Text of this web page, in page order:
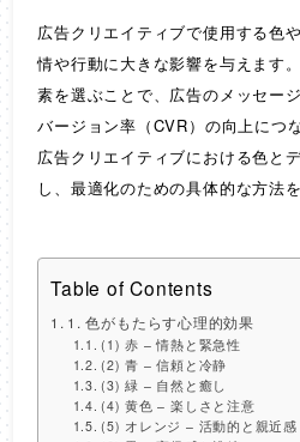
広告クリエイティブで使用する色
情や行動に大きな影響を与えます
素を選ぶことで、広告のメッセー
バージョン率（CVR）の向上につ
広告クリエイティブにおける色と
し、最適化のための具体的な方法
Table of Contents
1. 色がもたらす心理的効果
(1) 赤 – 情熱と緊急性
(2) 青 – 信頼と冷静
(3) 緑 – 自然と癒し
(4) 黄色 – 楽しさと注意
(5) オレンジ – 活動的と親近感